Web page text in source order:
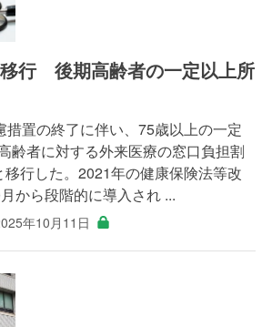
行 後期高齢者の一定以上所
措置の終了に伴い、75歳以上の一定
齢者に対する外来医療の窓口負担割
行した。2021年の健康保険法等改
から段階的に導入され ...
年10月11日